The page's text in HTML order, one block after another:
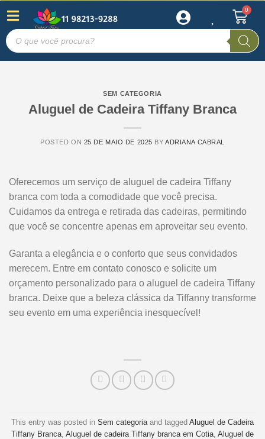
SEM CATEGORIA
Aluguel de Cadeira Tiffany Branca
POSTED ON 25 DE MAIO DE 2025 BYADRIANA CABRAL
Oferecemos um serviço de aluguel de cadeira Tiffany
branca com toda a comodidade que você precisa.
Cuidamos da entrega e retirada das cadeiras, permitindo
que você se concentre apenas em aproveitar seu evento.
Garanta a elegância e o conforto que seus convidados
merecem. Entre em contato conosco e solicite um
orçamento personalizado para o aluguel de cadeira Tiffany
branca. Deixe que a beleza clássica da Tiffanny transforme
seu evento em uma experiência inesquecível!
This entry was posted in Sem categoria and tagged Aluguel de Cadeira
Tiffany Branca Aluguel de cadeira Tiffany branca em Cotia Aluguel de